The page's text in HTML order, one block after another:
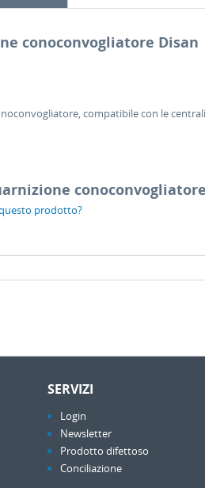
conoconvogliatore Disan
compatibile con le
conoconvogliatore
prodotto?
SERVIZI
Login
Newsletter
Prodotto difettoso
Conciliazione